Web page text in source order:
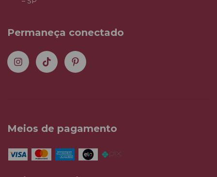
Permaneça conectado
Meios de pagamento